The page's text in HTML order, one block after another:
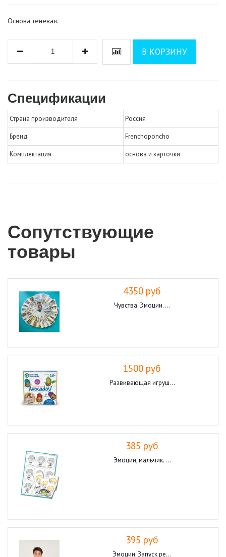
Основа теневая.
В КОРЗИНУ
Спецификации
Страна производителя Россия
Бренд Frenchoponcho
Комплектация основа и карточки
Сопутствующие
товары
4350 руб
Чувства. Эмоции. ...
1500 руб
Развивающая игруш...
385 руб
Эмоции, мальчик. ...
395 руб
Эмоции. Запуск ре...